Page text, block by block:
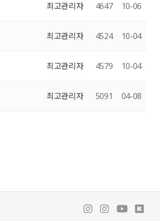
최고관리자 4647 10-06
최고관리자 4524 10-04
최고관리자 4579 10-04
최고관리자 5091 04-08